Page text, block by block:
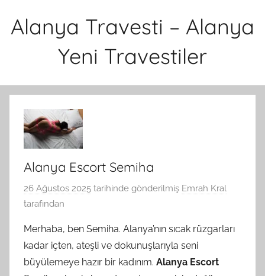
atlaAlanya Travesti – Alanya
Yeni Travestiler
Alanya Escort Semiha
26 Ağustos 2025 tarihinde gönderilmiş Emrah Kral
tarafından
Merhaba, ben Semiha. Alanya’nın sıcak rüzgarları
kadar içten, ateşli ve dokunuşlarıyla seni
büyülemeye hazır bir kadınım. Alanya Escort